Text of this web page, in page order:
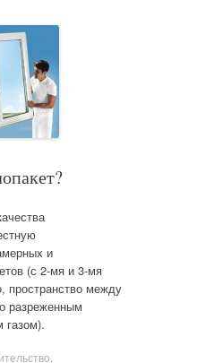
и
(с 2-мя и 3-мя
пространство между
разреженным
газом).